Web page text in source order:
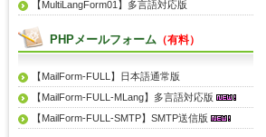
【MultiLangForm01】多言語対応版
PHPメールフォーム （有料）
【MailForm-FULL】日本語通常版
【MailForm-FULL-MLang】多言語対応版
【MailForm-FULL-SMTP】SMTP送信版